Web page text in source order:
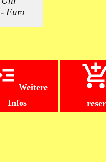
Euro
Weitere
Infos